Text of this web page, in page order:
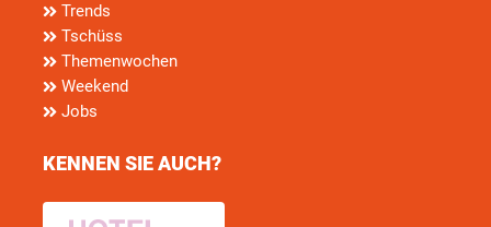
Trends
Tschüss
Themenwochen
Weekend
Jobs
KENNEN SIE AUCH?